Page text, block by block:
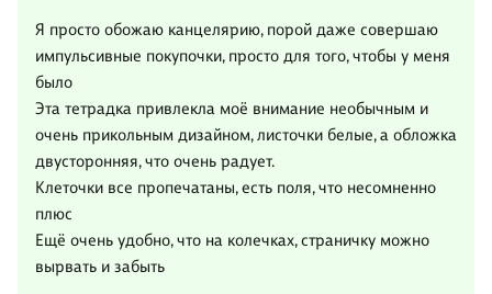
Я просто обожаю канцелярию, порой даже совершаю
импульсивные покупочки, просто для того, чтобы у меня
было
Эта тетрадка привлекла моё внимание необычным и
очень прикольным дизайном, листочки белые, а обложка
двусторонняя, что очень радует.
Клеточки все пропечатаны, есть поля, что несомненно
плюс
Ещё очень удобно, что на колечках, страничку можно
вырвать и забыть